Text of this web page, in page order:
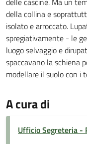
della collina e
isolato e arroccato.
spregiativamente - le
luogo selvaggio e
spaccavano la schiena
modellare il suolo con i
A cura di
Ufficio Segreteria -